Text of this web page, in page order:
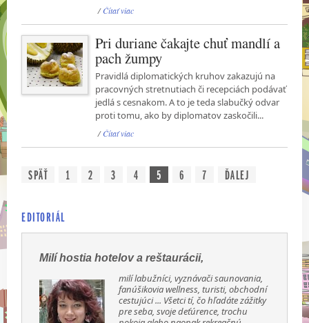
/Čítať viac
Pri duriane čakajte chuť mandlí a
pach žumpy
Pravidlá diplomatických kruhov zakazujú na
pracovných stretnutiach či recepciách podávať
jedlá s cesnakom. A to je teda slabučký odvar
proti tomu, ako by diplomatov zaskočili...
/Čítať viac
SPÄŤ 1 2 3 4 5 6 7 ĎALEJ
EDITORIÁL
Milí hostia hotelov a reštaurácii,
milí labužníci, vyznávači saunovania,
fanúšikovia wellness, turisti, obchodní
cestujúci ... Všetci tí, čo hľadáte zážitky
pre seba, svoje deťúrence, trochu